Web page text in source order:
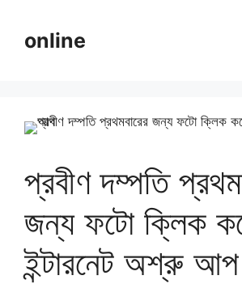
contentonline
প্রবীণ দম্পতি
জন্য ফটো ক্লিক
ইন্টারনেট অশ্রু আপ